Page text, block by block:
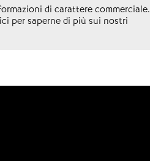
di carattere commerciale.
per saperne di più sui nostri